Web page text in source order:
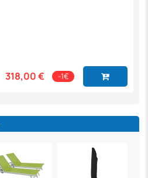
318,00 € -1€